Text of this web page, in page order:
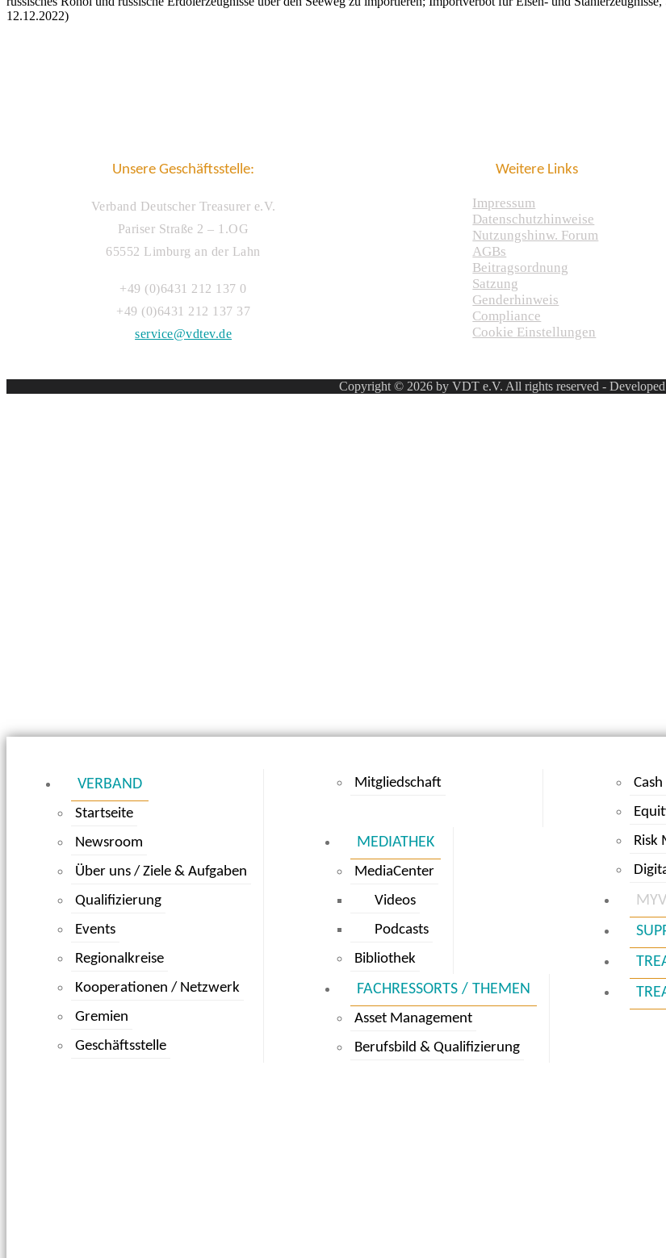
12.12.2022)
Unsere Geschäftsstelle:
Verband Deutscher Treasurer e.V.
Pariser Straße 2 – 1.OG
65552 Limburg an der Lahn
+49 (0)6431 212 137 0
+49 (0)6431 212 137 37
service@vdtev.de
Weitere Links
Impressum
Datenschutzhinweise
Nutzungshinw. Forum
AGBs
Beitragsordnung
Satzung
Genderhinweis
Compliance
Cookie Einstellungen
Copyright © 2026 by VDT e.V. All rights reserved -
VERBAND
Startseite
Newsroom
Über uns / Ziele & Aufgaben
Qualifizierung
Events
Regionalkreise
Kooperationen / Netzwerk
Gremien
Geschäftsstelle
Mitgliedschaft
MEDIATHEK
MediaCenter
Videos
Podcasts
Bibliothek
FACHRESSORTS / THEMEN
Asset Management
Berufsbild & Qualifizierung
Risk